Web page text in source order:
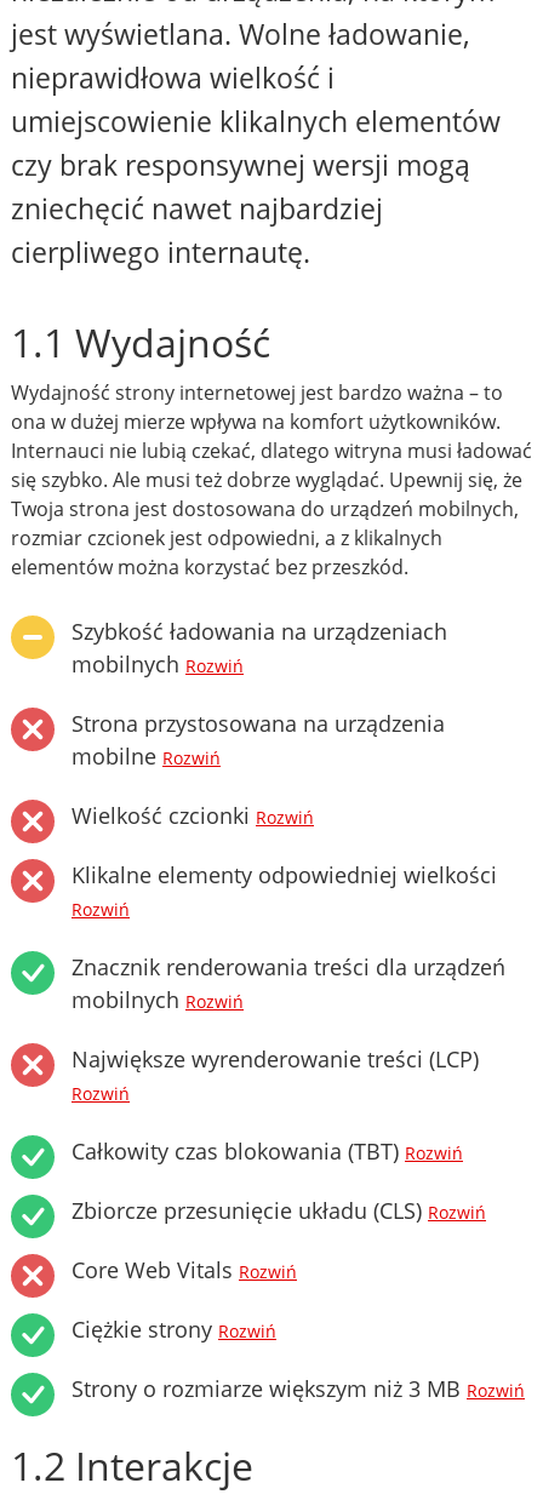
jest wyświetlana. Wolne ładowanie,
nieprawidłowa wielkość i
umiejscowienie klikalnych elementów
czy brak responsywnej wersji mogą
zniechęcić nawet najbardziej
cierpliwego internautę.
1.1 Wydajność
Wydajność strony internetowej jest bardzo ważna – to
ona w dużej mierze wpływa na komfort użytkowników.
Internauci nie lubią czekać, dlatego witryna musi ładować
się szybko. Ale musi też dobrze wyglądać. Upewnij się, że
Twoja strona jest dostosowana do urządzeń mobilnych,
rozmiar czcionek jest odpowiedni, a z klikalnych
elementów można korzystać bez przeszkód.
Szybkość ładowania na urządzeniach
mobilnych Rozwiń
Strona przystosowana na urządzenia
mobilne Rozwiń
Wielkość czcionki Rozwiń
Klikalne elementy odpowiedniej wielkości
Rozwiń
Znacznik renderowania treści dla urządzeń
mobilnych Rozwiń
Największe wyrenderowanie treści (LCP)
Rozwiń
Całkowity czas blokowania (TBT) Rozwiń
Zbiorcze przesunięcie układu (CLS) Rozwiń
Core Web Vitals Rozwiń
Ciężkie strony Rozwiń
Strony o rozmiarze większym niż 3 MB Rozwiń
1.2 Interakcje